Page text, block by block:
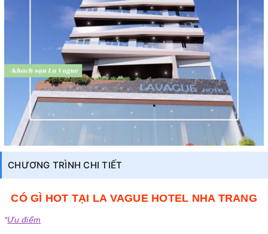
CHƯƠNG TRÌNH CHI TIẾT
CÓ GÌ HOT TẠI LA VAGUE HOTEL NHA TRANG
*Ưu điểm